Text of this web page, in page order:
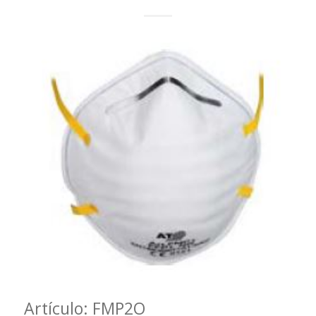
Artículo: FMP2O